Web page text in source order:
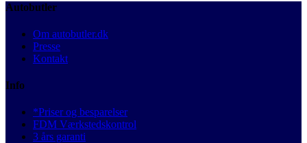
Autobutler
Om autobutler.dk
Presse
Kontakt
Info
*Priser og besparelser
FDM Værkstedskontrol
3 års garanti